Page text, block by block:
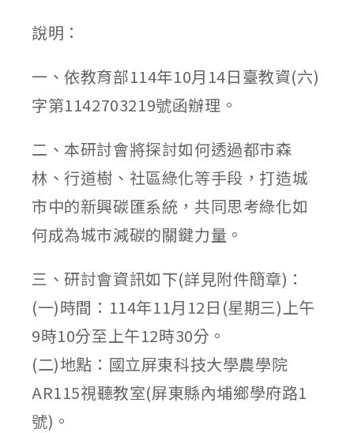
說明：
一、依教育部114年10月14日臺教資(六)
字第1142703219號函辦理。
二、本研討會將探討如何透過都市森
林、行道樹、社區綠化等手段，打造城
市中的新興碳匯系統，共同思考綠化如
何成為城市減碳的關鍵力量。
三、研討會資訊如下(詳見附件簡章)：
(一)時間：114年11月12日(星期三)上午
9時10分至上午12時30分。
(二)地點：國立屏東科技大學農學院
AR115視聽教室(屏東縣內埔鄉學府路1
號)。